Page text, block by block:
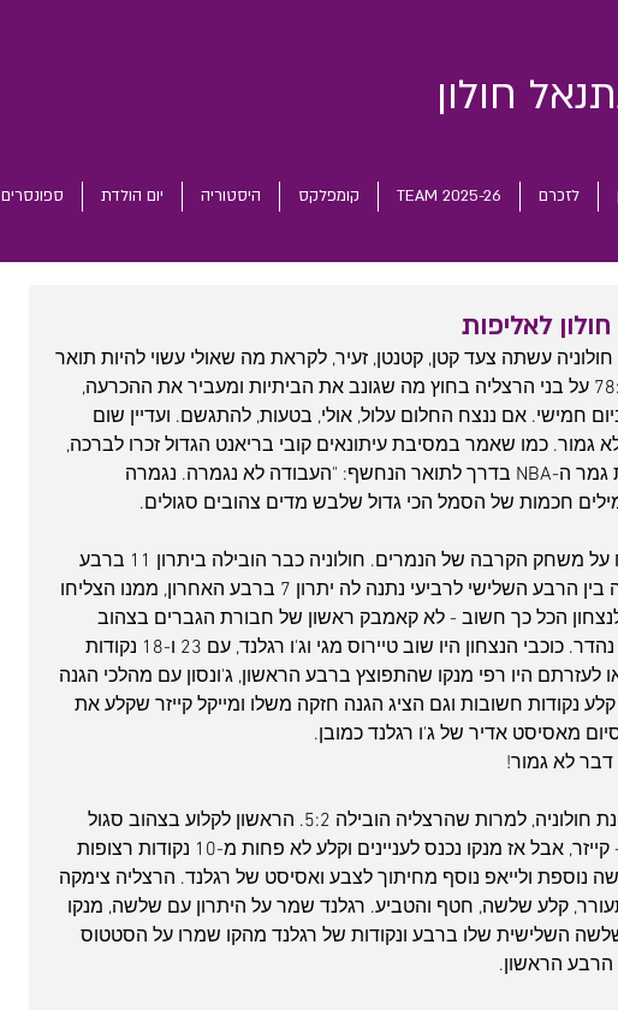
חולון
לזכרם TEAM 2025-26 קומפלקס היסטוריה יום הולדת ספונסרים
לאליפות
עשתה צעד קטן, קטנטן, זעיר, לקראת מה שאולי עשוי להיות תואר
אליפות שני, עם נצחון 78:71 על בני הרצליה בחוץ מה שגונב את הביתיות ומעביר את ההכרעה,
חמישי. אם ננצח החלום עלול, אולי, בטעות, להתגשם. ועדיין שום
כמו שאמר במסיבת עיתונאים קובי בריאנט הגדול זכרו לברכה,
אחרי שהוביל 2:0 בסדרת גמר ה-NBA בדרך לתואר הנחשף: "העבודה לא נגמרה. נגמרה
חכמות של הסמל הכי גדול שלבש מדים צהובים סגולים.
ועדיין, אפשר קצת לשמוח על משחק הקרבה של הנמרים. חולוניה כבר הובילה ביתרון 11 ברבע
השני אך ריצה של הרצליה בין הרבע השלישי לרביעי נתנה לה יתרון 7 ברבע האחרון, ממנו הצליחו
הכל כך חשוב - לא קאמבק ראשון של חבורת הגברים בצהוב
סגול, שמראה אופי פשוט נהדר. כוכבי הנצחון היו שוב טיירוס מגי וג'ו רגלנד, עם 23 ו-18 נקודות
היו רפי מנקו שהתפוצץ ברבע הראשון, ג'ונסון עם מהלכי הגנה
קלע נקודות חשובות וגם הציג הגנה חזקה משלו ומייקל קייזר שקלע את
לא גמור!
המשחק נפתח טוב מבחינת חולוניה, למרות שהרצליה הובילה 5:2. הראשון לקלוע בצהוב סגול
הוא גם האחרון במשחק - קייזר, אבל אז מנקו נכנס לעניינים וקלע לא פחות מ-10 נקודות רצופות
נוספת ולייאפ נוסף מחיתוך לצבע ואסיסט של רגלנד. הרצליה צימקה
קלע שלשה, חטף והטביע. רגלנד שמר על היתרון עם שלשה, מנקו
השלישית שלו ברבע ונקודות של רגלנד מהקו שמרו על הסטטוס